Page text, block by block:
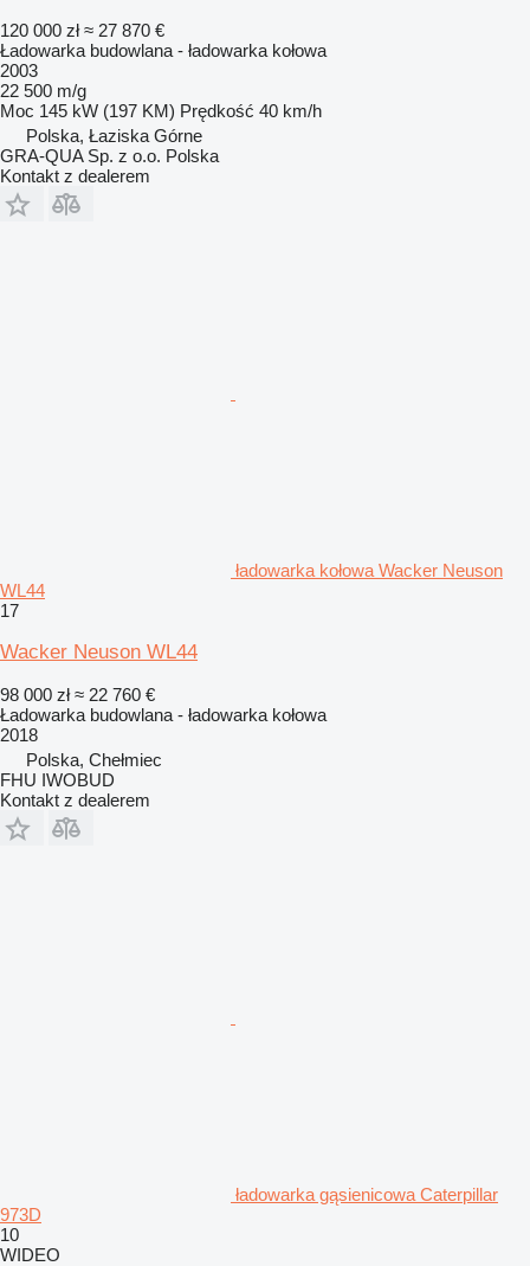
120 000 zł ≈ 27 870 €
Ładowarka budowlana - ładowarka kołowa
2003
22 500 m/g
Moc 145 kW (197 KM) Prędkość 40 km/h
Polska, Łaziska Górne
GRA-QUA Sp. z o.o. Polska
Kontakt z dealerem
ładowarka kołowa Wacker Neuson
WL44
17
Wacker Neuson WL44
98 000 zł ≈ 22 760 €
Ładowarka budowlana - ładowarka kołowa
2018
Polska, Chełmiec
FHU IWOBUD
Kontakt z dealerem
ładowarka gąsienicowa Caterpillar
973D
10
WIDEO